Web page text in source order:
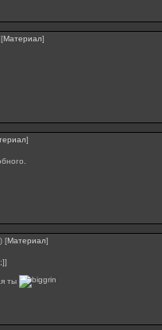
[Материал]
]
[Материал]
ты